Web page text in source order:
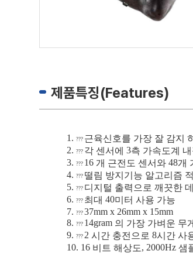
제품특징(Features)
1. ??? 근육신호를 가장 잘 감지
2. ??? 각 센서에 3측 가속도계
3. ??? 16 개 근전도 센서와 48개
4. ??? 떨림 방지기능 알고리즘
5. ??? 디지털 출력으로 깨끗한
6. ??? 최대 40미터 사용 가능
7. ??? 37mm x 26mm x 15mm
8. ??? 14gram 의 가장 가벼운 무게
9. ??? 2 시간 충전으로 8시간 사
10. 16 비트 해상도, 2000Hz 샘